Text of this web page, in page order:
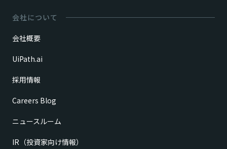
会社について
会社概要
UiPath.ai
採用情報
Careers Blog
ニュースルーム
IR（投資家向け情報）